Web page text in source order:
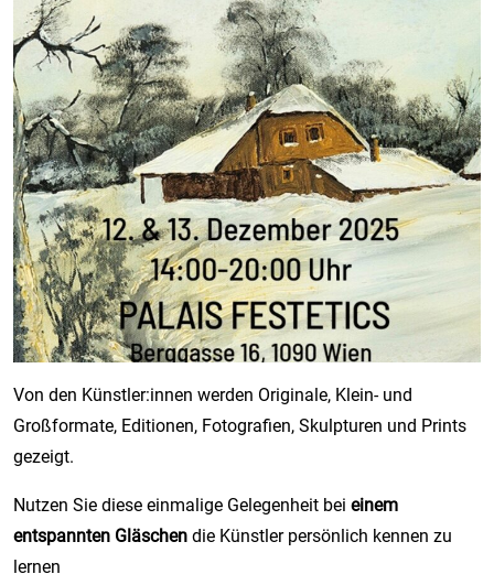
Von den Künstler:innen werden Originale, Klein- und
Großformate, Editionen, Fotografien, Skulpturen und Prints
gezeigt.
Nutzen Sie diese einmalige Gelegenheit bei einem
entspannten Gläschen die Künstler persönlich kennen zu
lernen